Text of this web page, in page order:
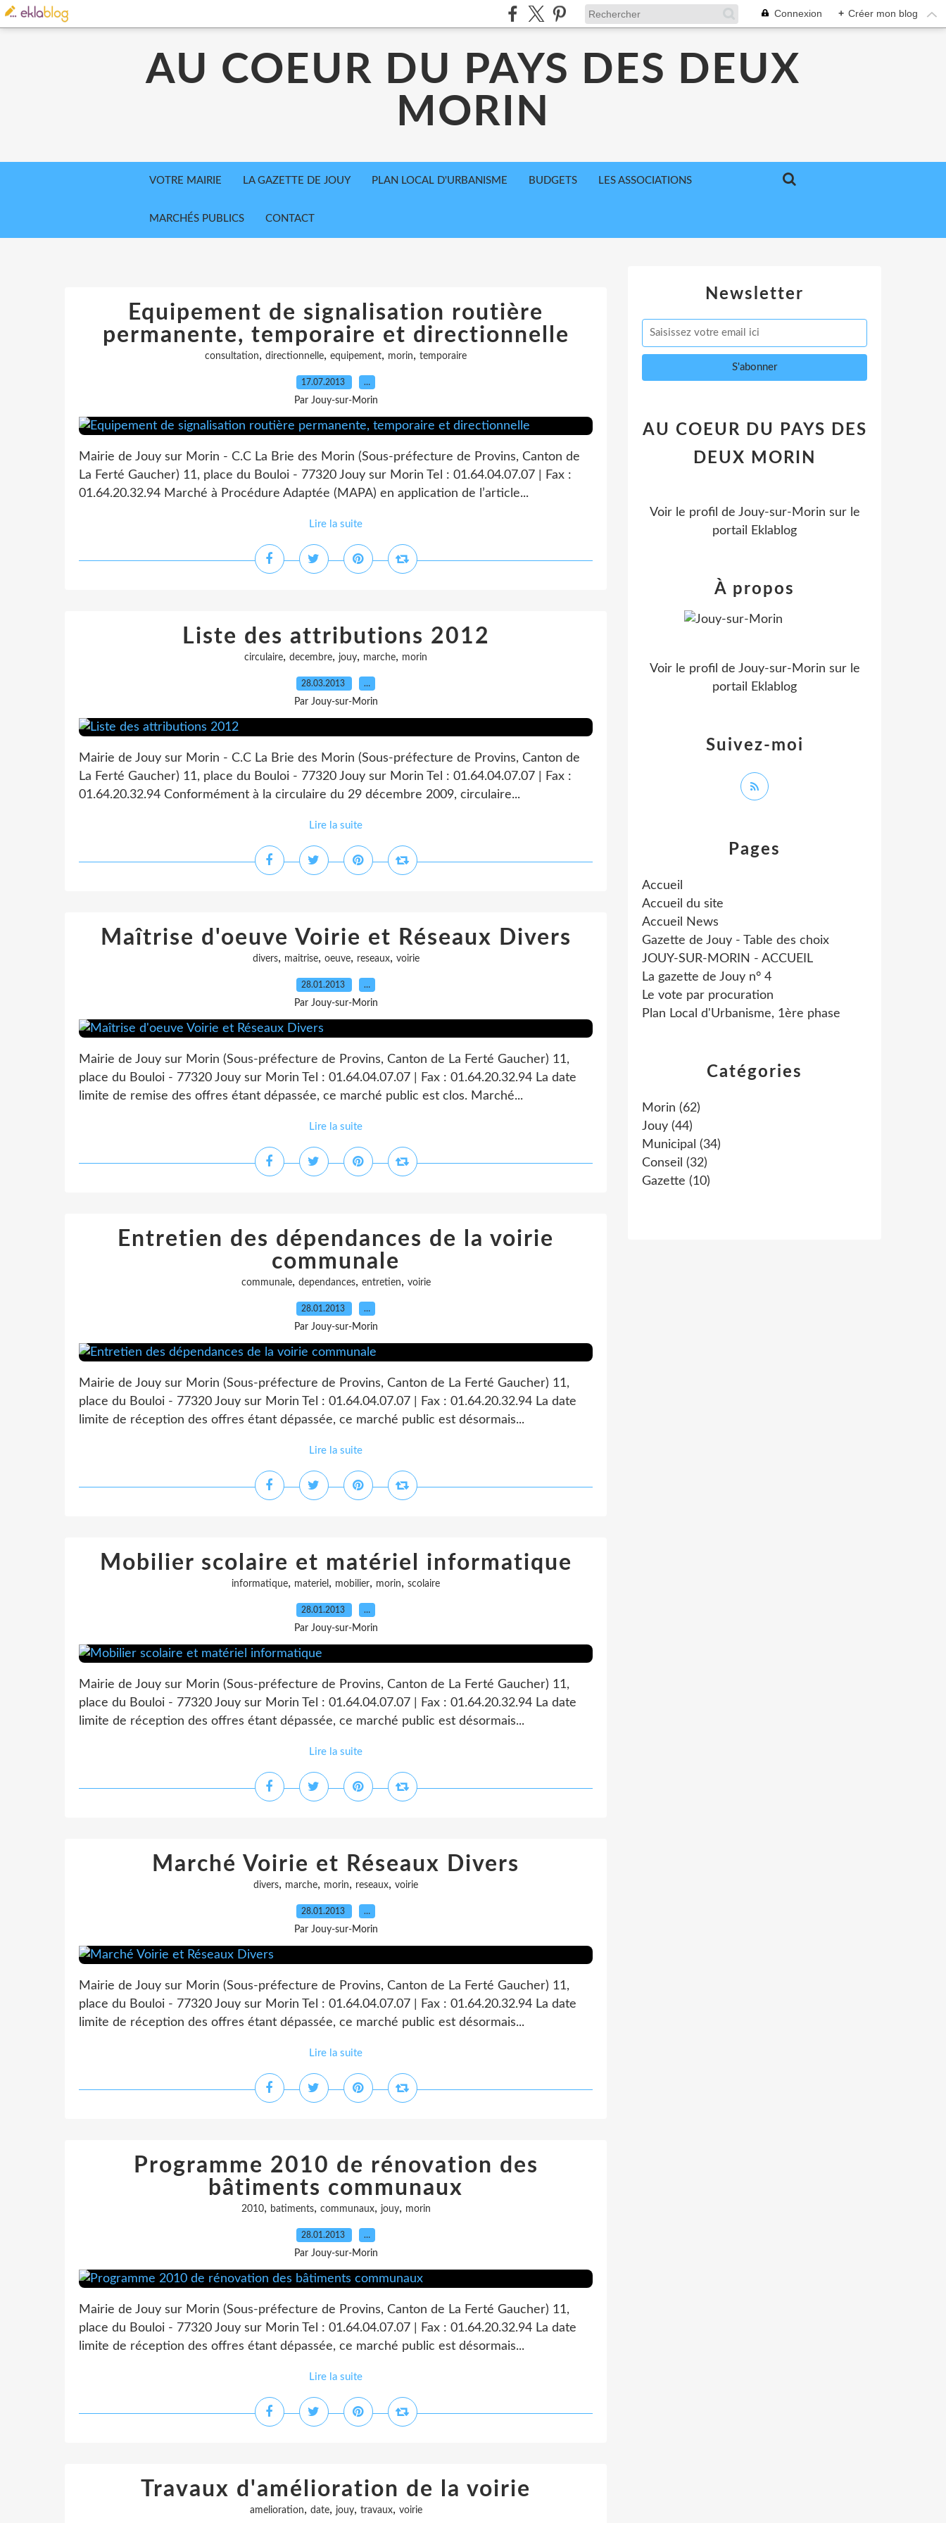
Connexion + Créer mon blog
AU COEUR DU PAYS DES DEUX
MORIN
VOTRE MAIRIE LA GAZETTE DE JOUY PLAN LOCAL D'URBANISME BUDGETS LES ASSOCIATIONS
MARCHÉS PUBLICS CONTACT
Equipement de signalisation routière
permanente, temporaire et directionnelle
consultation, directionnelle, equipement, morin, temporaire
17.07.2013 …
Par Jouy-sur-Morin
Mairie de Jouy sur Morin - C.C La Brie des Morin (Sous-préfecture de Provins, Canton de
La Ferté Gaucher) 11, place du Bouloi - 77320 Jouy sur Morin Tel : 01.64.04.07.07 | Fax :
01.64.20.32.94 Marché à Procédure Adaptée (MAPA) en application de l’article...
Lire la suite
Liste des attributions 2012
circulaire, decembre, jouy, marche, morin
28.03.2013 …
Par Jouy-sur-Morin
Mairie de Jouy sur Morin - C.C La Brie des Morin (Sous-préfecture de Provins, Canton de
La Ferté Gaucher) 11, place du Bouloi - 77320 Jouy sur Morin Tel : 01.64.04.07.07 | Fax :
01.64.20.32.94 Conformément à la circulaire du 29 décembre 2009, circulaire...
Lire la suite
Maîtrise d'oeuve Voirie et Réseaux Divers
divers, maitrise, oeuve, reseaux, voirie
28.01.2013 …
Par Jouy-sur-Morin
Mairie de Jouy sur Morin (Sous-préfecture de Provins, Canton de La Ferté Gaucher) 11,
place du Bouloi - 77320 Jouy sur Morin Tel : 01.64.04.07.07 | Fax : 01.64.20.32.94 La date
limite de remise des offres étant dépassée, ce marché public est clos. Marché...
Lire la suite
Entretien des dépendances de la voirie
communale
communale, dependances, entretien, voirie
28.01.2013 …
Par Jouy-sur-Morin
Mairie de Jouy sur Morin (Sous-préfecture de Provins, Canton de La Ferté Gaucher) 11,
place du Bouloi - 77320 Jouy sur Morin Tel : 01.64.04.07.07 | Fax : 01.64.20.32.94 La date
limite de réception des offres étant dépassée, ce marché public est désormais...
Lire la suite
Mobilier scolaire et matériel informatique
informatique, materiel , mobilier, morin, scolaire
28.01.2013 …
Par Jouy-sur-Morin
Mairie de Jouy sur Morin (Sous-préfecture de Provins, Canton de La Ferté Gaucher) 11,
place du Bouloi - 77320 Jouy sur Morin Tel : 01.64.04.07.07 | Fax : 01.64.20.32.94 La date
limite de réception des offres étant dépassée, ce marché public est désormais...
Lire la suite
Marché Voirie et Réseaux Divers
divers, marche, morin, reseaux, voirie
28.01.2013 …
Par Jouy-sur-Morin
Mairie de Jouy sur Morin (Sous-préfecture de Provins, Canton de La Ferté Gaucher) 11,
place du Bouloi - 77320 Jouy sur Morin Tel : 01.64.04.07.07 | Fax : 01.64.20.32.94 La date
limite de réception des offres étant dépassée, ce marché public est désormais...
Lire la suite
Programme 2010 de rénovation des
bâtiments communaux
2010, batiments, communaux, jouy, morin
28.01.2013 …
Par Jouy-sur-Morin
Mairie de Jouy sur Morin (Sous-préfecture de Provins, Canton de La Ferté Gaucher) 11,
place du Bouloi - 77320 Jouy sur Morin Tel : 01.64.04.07.07 | Fax : 01.64.20.32.94 La date
limite de réception des offres étant dépassée, ce marché public est désormais...
Lire la suite
Travaux d'amélioration de la voirie
amelioration, date, jouy, travaux, voirie
Newsletter
Catégories
Morin (62)
Jouy (44)
Municipal (34)
Conseil (32)
Gazette (10)
Pages
Accueil
Accueil du site
Accueil News
Gazette de Jouy - Table des choix
JOUY-SUR-MORIN - ACCUEIL
La gazette de Jouy n° 4
Le vote par procuration
Plan Local d'Urbanisme, 1ère phase
AU COEUR DU PAYS DES
DEUX MORIN
Voir le profil de Jouy-sur-Morin sur le
portail Eklablog
Suivez-moi
À propos
Voir le profil de Jouy-sur-Morin sur le
portail Eklablog